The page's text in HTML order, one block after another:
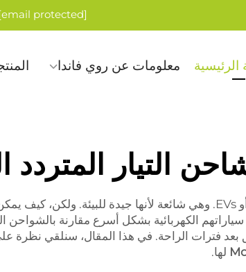
protected]
معلومات عن روي فاندا
التيار المتردد
فترات الراحة. في هذا المقال، سنلقي نظرة
لها.